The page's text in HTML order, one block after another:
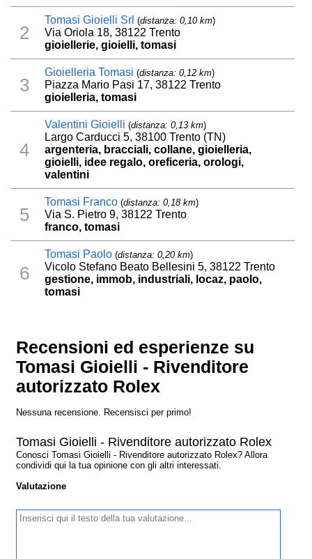
2
Tomasi Gioielli Srl (distanza: 0,10 km)
Via Oriola 18, 38122 Trento
gioiellerie, gioielli, tomasi
3
Gioielleria Tomasi (distanza: 0,12 km)
Piazza Mario Pasi 17, 38122 Trento
gioielleria, tomasi
4
Valentini Gioielli (distanza: 0,13 km)
Largo Carducci 5, 38100 Trento (TN)
argenteria, bracciali, collane, gioielleria,
gioielli, idee regalo, oreficeria, orologi,
valentini
5
Tomasi Franco (distanza: 0,18 km)
Via S. Pietro 9, 38122 Trento
franco, tomasi
6
Tomasi Paolo (distanza: 0,20 km)
Vicolo Stefano Beato Bellesini 5, 38122 Trento
gestione, immob, industriali, locaz, paolo,
tomasi
Recensioni ed esperienze su
Tomasi Gioielli - Rivenditore
autorizzato Rolex
Nessuna recensione. Recensisci per primo!
Tomasi Gioielli - Rivenditore autorizzato Rolex
Conosci Tomasi Gioielli - Rivenditore autorizzato Rolex? Allora
condividi qui la tua opinione con gli altri interessati.
Valutazione